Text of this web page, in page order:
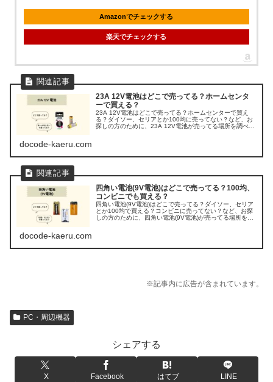
Amazonでチェックする
楽天でチェックする
23A 12V電池はどこで売ってる？ホームセンタ
ーで買える？
23A 12V電池はどこで売ってる？ホームセンターで買え
る？ダイソー、セリアとか100均に売ってない？など、お
探しの方のために、23A 12V電池が売ってる場所を調べて
docode-kaeru.com
四角い電池(9V電池)はどこで売ってる？100均、
コンビニでも買える？
四角い電池(9V電池)はどこで売ってる？ダイソー、セリア
とか100均で買える？コンビニに売ってない？など、お探
しの方のために、四角い電池(9V電池)が売ってる場所を調
docode-kaeru.com
※記事内に広告が含まれています。
PC・周辺機器
シェアする
X Facebook はてブ LINE